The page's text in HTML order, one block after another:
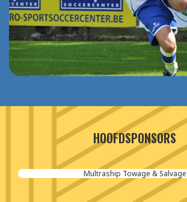
HOOFDSPONSORS
Multraship Towage & Salvage